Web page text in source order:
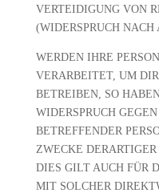
VERTEIDIGUNG VON
(WIDERSPRUCH NACH
WERDEN IHRE
VERARBEITET, UM
BETREIBEN, SO
WIDERSPRUCH
BETREFFENDER
ZWECKE
DIES GILT AUCH FÜR
MIT SOLCHER